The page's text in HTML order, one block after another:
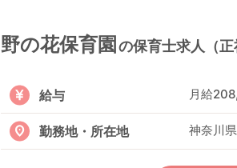
野の花保育園 の保育士求人（正
給与 月給
勤務地・所在地 神奈川